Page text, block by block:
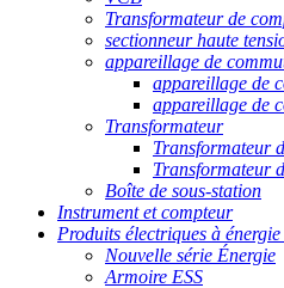
Transformateur de
sectionneur haute
appareillage de
appareillage de
appareillage de
Transformateur
Transformateur
Transformateur
Boîte de sous-station
Instrument et compteur
Produits électriques à
Nouvelle série Énergie
Armoire ESS